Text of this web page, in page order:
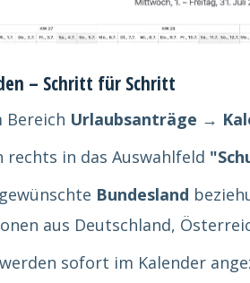
– Schritt für Schritt
Bereich Urlaubsanträge →
rechts in das Auswahlfeld
Bundesland
aus Deutschland,
sofort im Kalender